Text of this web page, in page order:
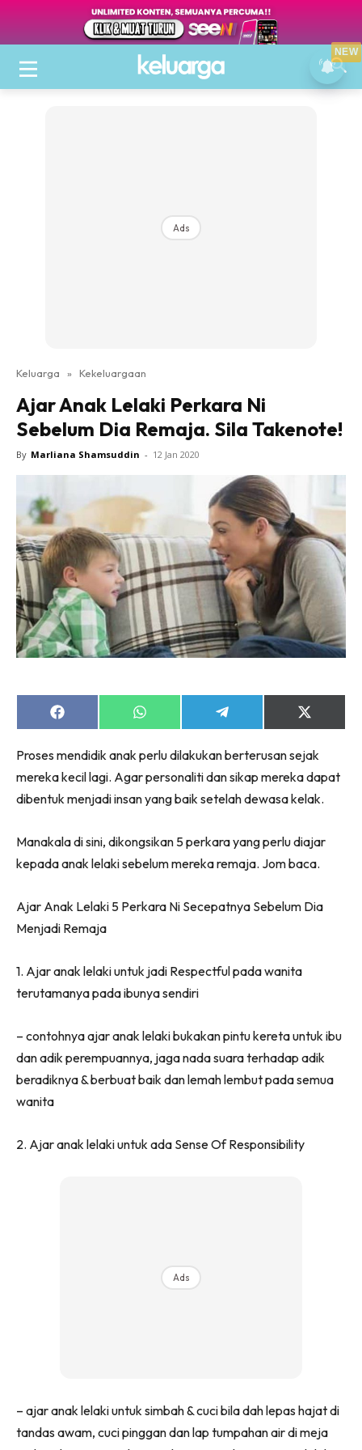
Ads
Keluarga » Kekeluargaan
Ajar Anak Lelaki Perkara Ni
Sebelum Dia Remaja. Sila Takenote!
By Marliana Shamsuddin - 12 Jan 2020
Share
on
Share
on
Share
on
Share
on
(Twitter)
Proses mendidik anak perlu dilakukan berterusan sejak
mereka kecil lagi. Agar personaliti dan sikap mereka dapat
dibentuk menjadi insan yang baik setelah dewasa kelak.
Manakala di sini, dikongsikan 5 perkara yang perlu diajar
kepada anak lelaki sebelum mereka remaja. Jom baca.
​Ajar Anak Lelaki 5 Perkara Ni Secepatnya Sebelum Dia
Menjadi Remaja
1. Ajar anak lelaki untuk jadi Respectful pada wanita
terutamanya pada ibunya sendiri
– contohnya ajar anak lelaki bukakan pintu kereta untuk ibu
dan adik perempuannya, jaga nada suara terhadap adik
beradiknya & berbuat baik dan lemah lembut pada semua
wanita
2. Ajar anak lelaki untuk ada Sense Of Responsibility
Ads
– ajar anak lelaki untuk simbah & cuci bila dah lepas hajat di
tandas awam, cuci pinggan dan lap tumpahan air di meja
NEW